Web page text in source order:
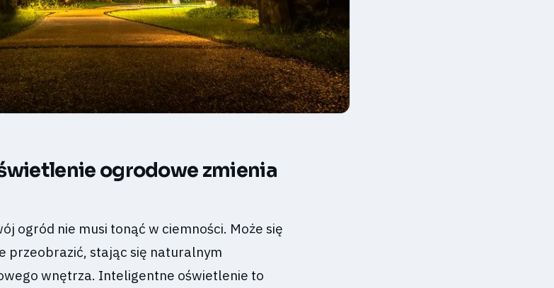
ogrodowe zmienia
ogród nie musi tonąć w ciemności. Może się
przeobrazić, stając się naturalnym
wnętrza. Inteligentne oświetlenie to